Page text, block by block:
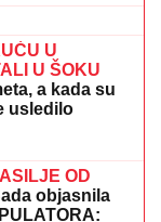
Car i Anđela
se da u
a kada su
usledilo